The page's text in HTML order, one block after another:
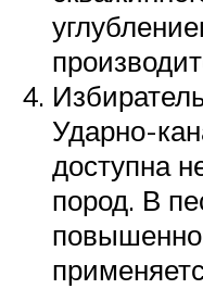
Ударно-
доступна
пород. В